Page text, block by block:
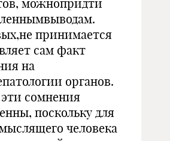
можнопридти
принимается
сам факт
на
органов.
сомнения
поскольку для
человека